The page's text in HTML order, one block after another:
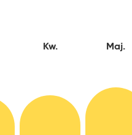
Kw. Maj.